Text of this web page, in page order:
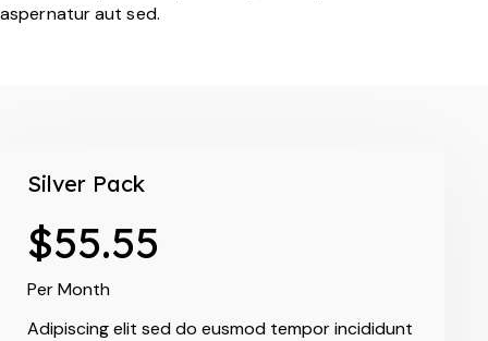
aspernatur aut sed.
Silver Pack
$55.55
Per Month
Adipiscing elit sed do eusmod tempor incididunt